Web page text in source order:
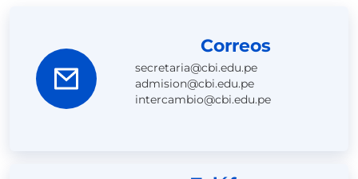
Correos
secretaria@cbi.edu.pe
admision@cbi.edu.pe
intercambio@cbi.edu.pe